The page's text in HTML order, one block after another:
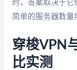
时，答案取决于
简单的服务器数量
穿梭VPN
比实测